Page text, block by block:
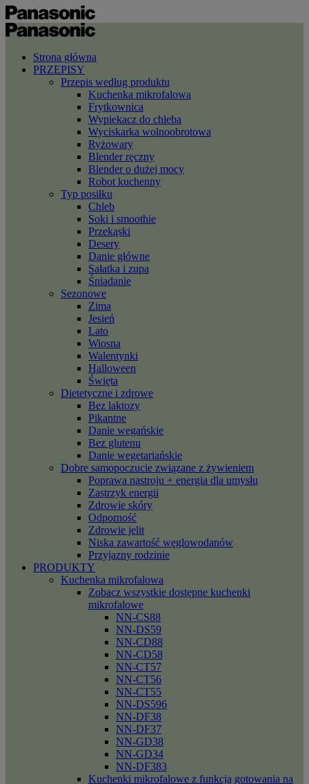
Strona główna
PRZEPISY
Przepis według produktu
Kuchenka mikrofalowa
Frytkownica
Wypiekacz do chleba
Wyciskarka wolnoobrotowa
Ryżowary
Blender ręczny
Blender o dużej mocy
Robot kuchenny
Typ posiłku
Chleb
Soki i smoothie
Przekąski
Desery
Danie główne
Sałatka i zupa
Śniadanie
Sezonowe
Zima
Jesień
Lato
Wiosna
Walentynki
Halloween
Święta
Dietetyczne i zdrowe
Bez laktozy
Pikantne
Danie wegańskie
Bez glutenu
Danie wegetariańskie
Dobre samopoczucie związane z żywieniem
Poprawa nastroju + energia dla umysłu
Zastrzyk energii
Zdrowie skóry
Odporność
Zdrowie jelit
Niska zawartość węglowodanów
Przyjazny rodzinie
PRODUKTY
Kuchenka mikrofalowa
Zobacz wszystkie dostępne kuchenki
mikrofalowe
NN-CS88
NN-DS59
NN-CD88
NN-CD58
NN-CT57
NN-CT56
NN-CT55
NN-DS596
NN-DF38
NN-DF37
NN-GD38
NN-GD34
NN-DF383
Kuchenki mikrofalowe z funkcją gotowania na